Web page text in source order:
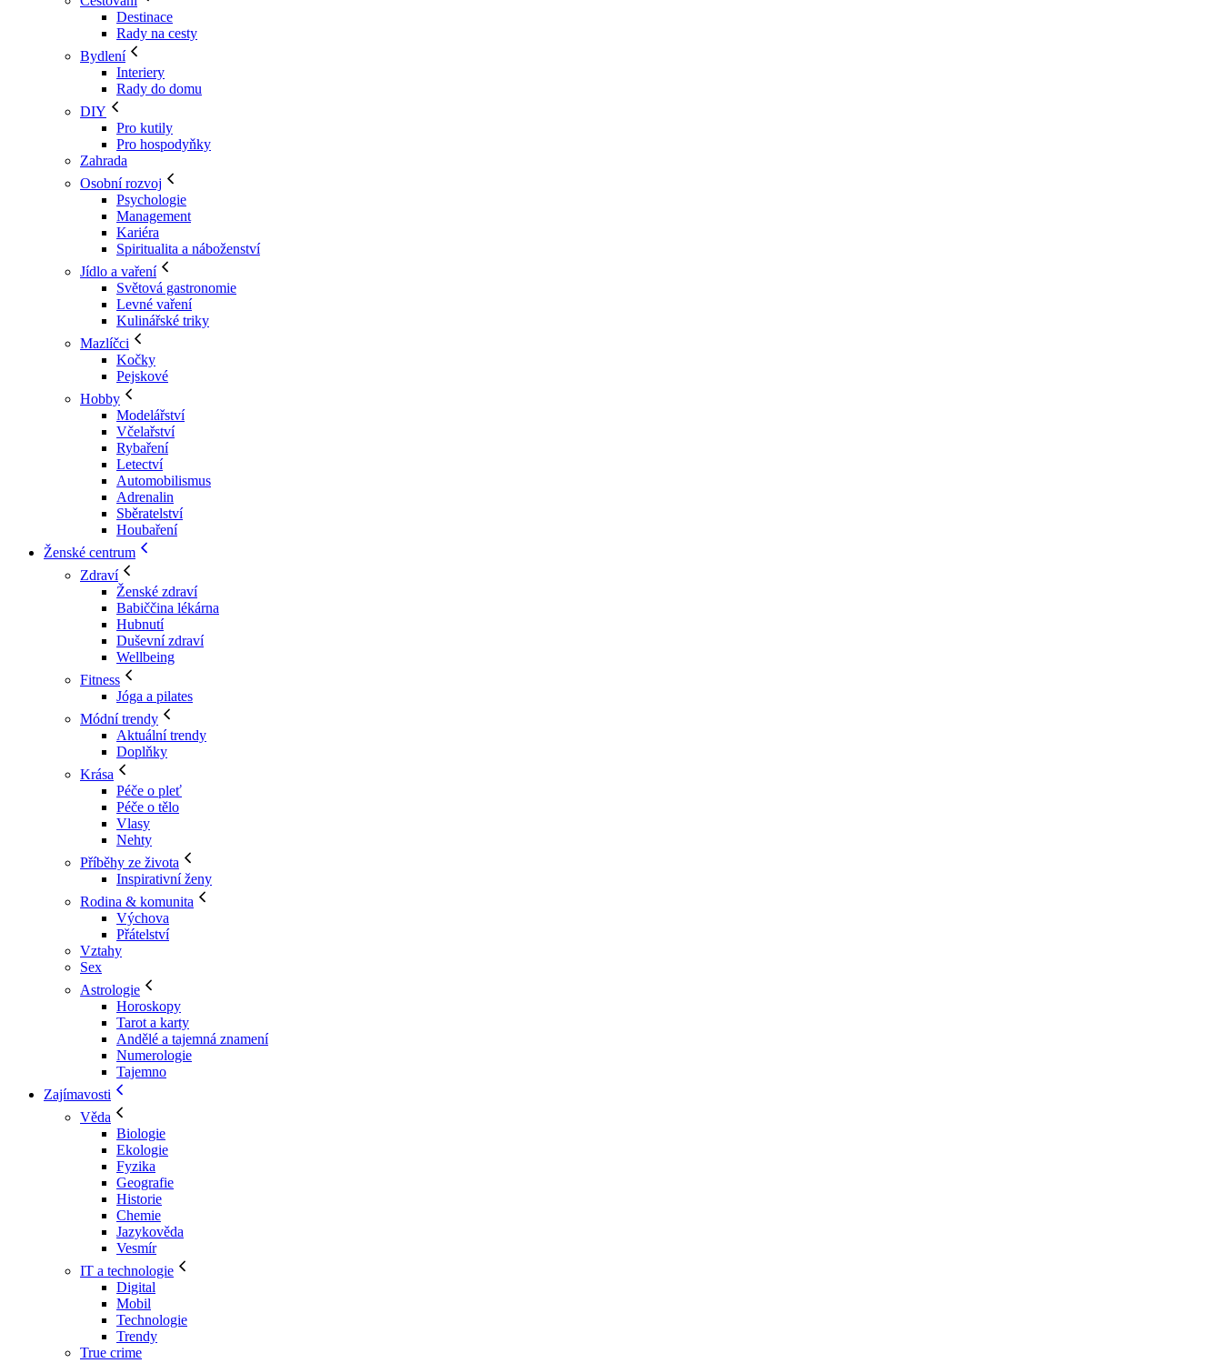
Destinace
Rady na cesty
Bydlení
Interiery
Rady do domu
DIY
Pro kutily
Pro hospodyňky
Zahrada
Osobní rozvoj
Psychologie
Management
Kariéra
Spiritualita a náboženství
Jídlo a vaření
Světová gastronomie
Levné vaření
Kulinářské triky
Mazlíčci
Kočky
Pejskové
Hobby
Modelářství
Včelařství
Rybaření
Letectví
Automobilismus
Adrenalin
Sběratelství
Houbaření
Ženské centrum
Zdraví
Ženské zdraví
Babiččina lékárna
Hubnutí
Duševní zdraví
Wellbeing
Fitness
Jóga a pilates
Módní trendy
Aktuální trendy
Doplňky
Krása
Péče o pleť
Péče o tělo
Vlasy
Nehty
Příběhy ze života
Inspirativní ženy
Rodina & komunita
Výchova
Přátelství
Vztahy
Sex
Astrologie
Horoskopy
Tarot a karty
Andělé a tajemná znamení
Numerologie
Tajemno
Zajímavosti
Věda
Biologie
Ekologie
Fyzika
Geografie
Historie
Chemie
Jazykověda
Vesmír
IT a technologie
Digital
Mobil
Technologie
Trendy
True crime